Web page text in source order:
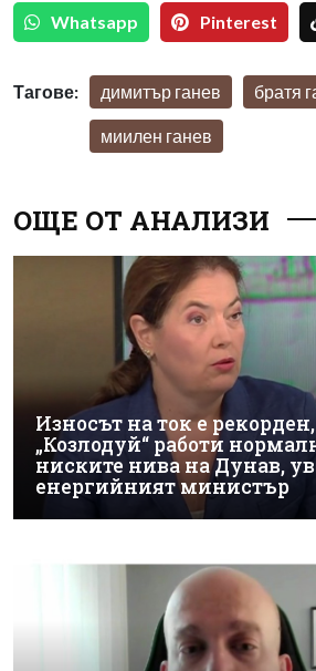
Whatsapp Pinterest
Тагове: димитър ганев братя
миилен ганев
ОЩЕ ОТ АНАЛИЗИ
Износът на ток е
„Козлодуй“ работи
ниските нива на Дунав,
енергийният министър